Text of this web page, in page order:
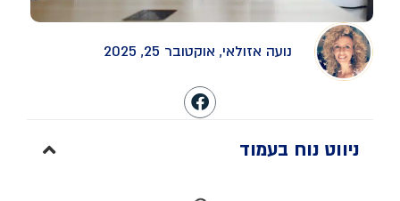
נועה אזולאי, אוקטובר 25, 2025
ניווט נוח בעמוד